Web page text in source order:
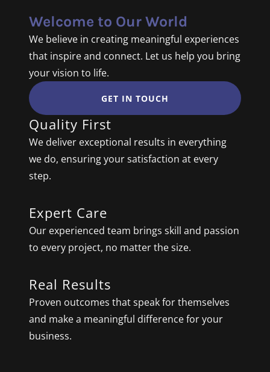
Welcome to Our World
We believe in creating meaningful experiences
that inspire and connect. Let us help you bring
your vision to life.
GET IN TOUCH
Quality First
We deliver exceptional results in everything
we do, ensuring your satisfaction at every
step.
Expert Care
Our experienced team brings skill and passion
to every project, no matter the size.
Real Results
Proven outcomes that speak for themselves
and make a meaningful difference for your
business.